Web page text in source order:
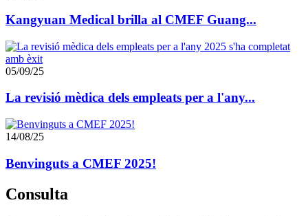
Kangyuan Medical brilla al CMEF Guang...
05/09/25
La revisió mèdica dels empleats per a l'any...
14/08/25
Benvinguts a CMEF 2025!
Consulta